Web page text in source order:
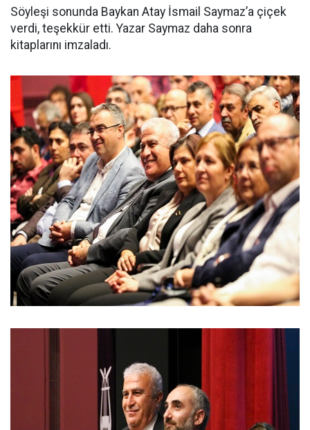
Söyleşi sonunda Baykan Atay İsmail Saymaz’a çiçek
verdi, teşekkür etti. Yazar Saymaz daha sonra
kitaplarını imzaladı.